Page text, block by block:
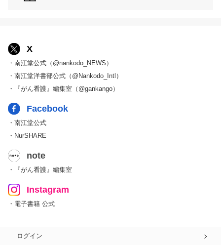
X
・南江堂公式（@nankodo_NEWS）
・南江堂洋書部公式（@Nankodo_Intl）
・『がん看護』編集室（@gankango）
Facebook
・南江堂公式
・NurSHARE
note
・『がん看護』編集室
Instagram
・電子書籍 公式
ログイン